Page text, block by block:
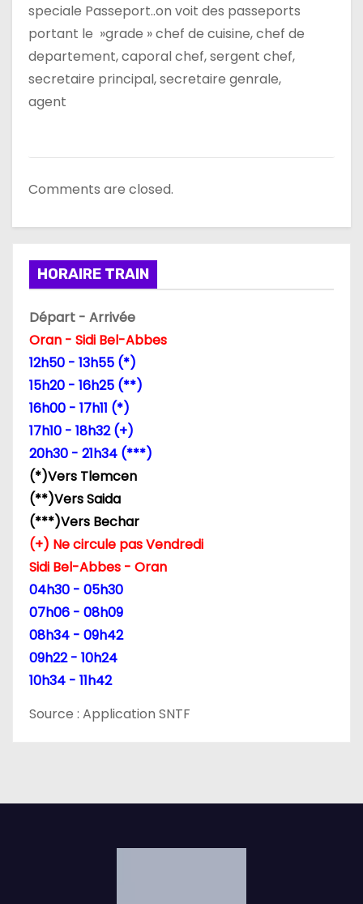
speciale Passeport..on voit des passeports
portant le »grade » chef de cuisine, chef de
departement, caporal chef, sergent chef,
secretaire principal, secretaire genrale,
agent
Comments are closed.
HORAIRE TRAIN
Départ - Arrivée
Oran - Sidi Bel-Abbes
12h50 - 13h55 (*)
15h20 - 16h25 (**)
16h00 - 17h11 (*)
17h10 - 18h32 (+)
20h30 - 21h34 (***)
(*)Vers Tlemcen
(**)Vers Saida
(***)Vers Bechar
(+) Ne circule pas Vendredi
Sidi Bel-Abbes - Oran
04h30 - 05h30
07h06 - 08h09
08h34 - 09h42
09h22 - 10h24
10h34 - 11h42
Source : Application SNTF